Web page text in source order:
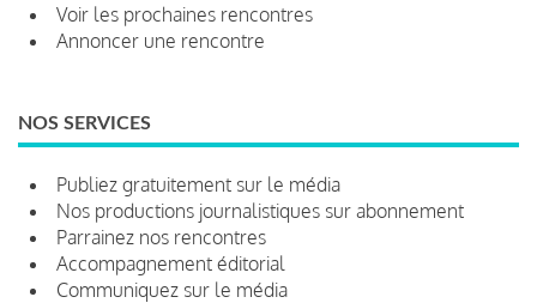
Voir les prochaines rencontres
Annoncer une rencontre
NOS SERVICES
Publiez gratuitement sur le média
Nos productions journalistiques sur abonnement
Parrainez nos rencontres
Accompagnement éditorial
Communiquez sur le média